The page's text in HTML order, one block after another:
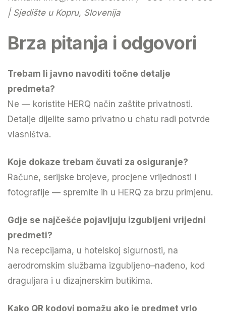
| Sjedište u Kopru, Slovenija
Brza pitanja i odgovori
Trebam li javno navoditi točne detalje
predmeta?
Ne — koristite HERQ način zaštite privatnosti.
Detalje dijelite samo privatno u chatu radi potvrde
vlasništva.
Koje dokaze trebam čuvati za osiguranje?
Račune, serijske brojeve, procjene vrijednosti i
fotografije — spremite ih u HERQ za brzu primjenu.
Gdje se najčešće pojavljuju izgubljeni vrijedni
predmeti?
Na recepcijama, u hotelskoj sigurnosti, na
aerodromskim službama izgubljeno–nađeno, kod
draguljara i u dizajnerskim butikima.
Kako QR kodovi pomažu ako je predmet vrlo